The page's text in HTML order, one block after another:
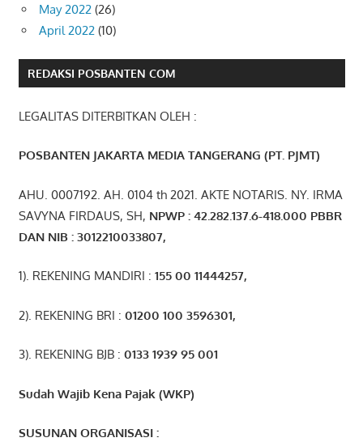
May 2022 (26)
April 2022 (10)
REDAKSI POSBANTEN COM
LEGALITAS DITERBITKAN OLEH :
POSBANTEN JAKARTA MEDIA TANGERANG (PT. PJMT)
AHU. 0007192. AH. 0104 th 2021. AKTE NOTARIS. NY. IRMA
SAVYNA FIRDAUS, SH, NPWP : 42. 282 .137.6-418.000 PBBR
DAN NIB :3012210033807,
1). REKENING MANDIRI : 155 00 11444257,
2). REKENING BRI : 01200 100 3596301,
3). REKENING BJB : 0133 1939 95 001
Sudah Wajib Kena Pajak (WKP)
SUSUNAN ORGANISASI :